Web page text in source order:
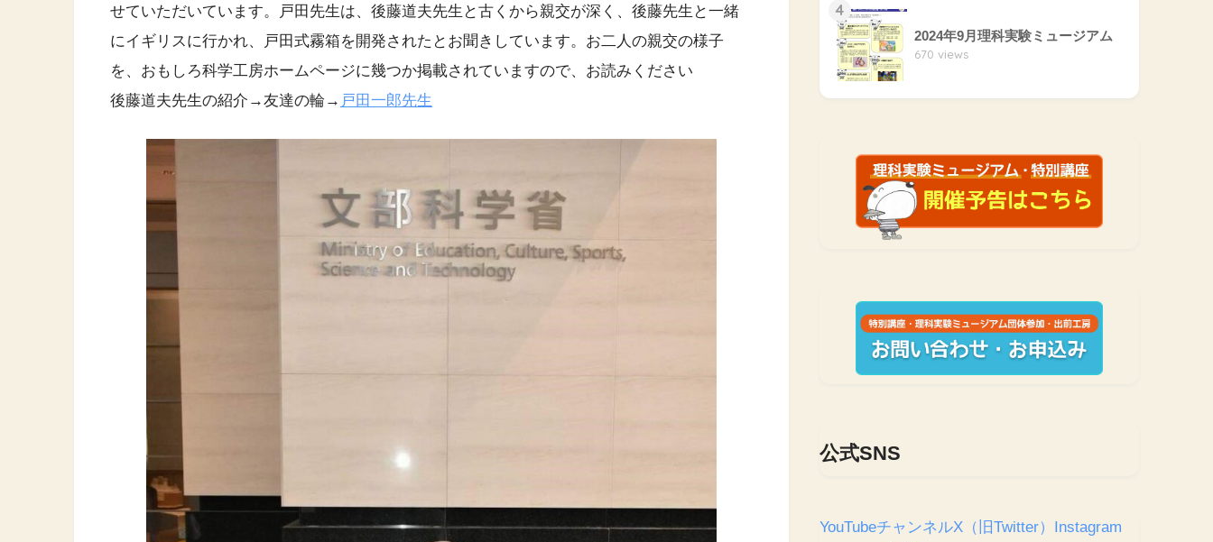
せていただいています。戸田先生は、後藤道夫先生と古くから親交が深く、後藤先生と一緒
にイギリスに行かれ、戸田式霧箱を開発されたとお聞きしています。お二人の親交の様子
を、おもしろ科学工房ホームページに幾つか掲載されていますので、お読みください
後藤道夫先生の紹介→友達の輪→ 戸田一郎先生
4
2024年9月理科実験ミュージアム
670 views
公式SNS
YouTubeチャンネルX（旧Twitter） Instagram